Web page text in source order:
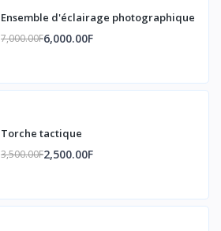
Ensemble d'éclairage photographique
7,000.00F6,000.00F
Torche tactique
3,500.00F2,500.00F